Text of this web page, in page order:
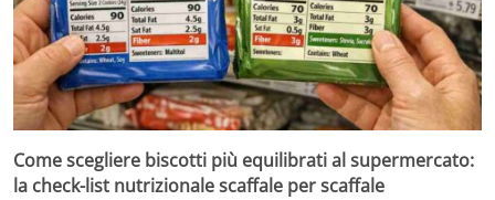
Come scegliere biscotti più equilibrati al supermercato:
la check-list nutrizionale scaffale per scaffale